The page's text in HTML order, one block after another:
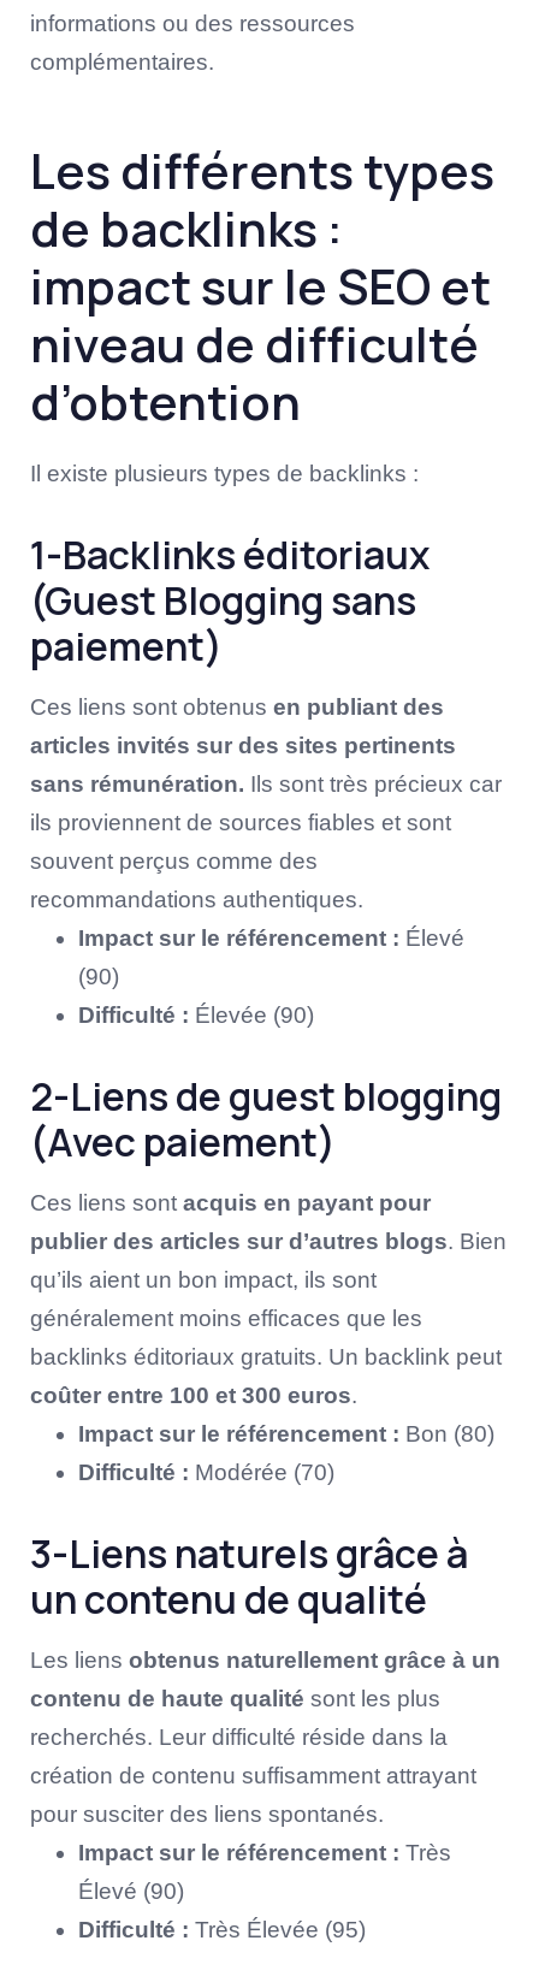
informations ou des ressources
complémentaires.
Les différents types
de backlinks :
impact sur le SEO et
niveau de difficulté
d’obtention
Il existe plusieurs types de backlinks :
1-Backlinks éditoriaux
(Guest Blogging sans
paiement)
Ces liens sont obtenus en publiant des
articles invités sur des sites pertinents
sans rémunération. Ils sont très précieux car
ils proviennent de sources fiables et sont
souvent perçus comme des
recommandations authentiques.
Impact sur le référencement : Élevé
(90)
Difficulté : Élevée (90)
2-Liens de guest blogging
(Avec paiement)
Ces liens sont acquis en payant pour
publier des articles sur d’autres blogs. Bien
qu’ils aient un bon impact, ils sont
généralement moins efficaces que les
backlinks éditoriaux gratuits. Un backlink peut
coûter entre 100 et 300 euros.
Impact sur le référencement : Bon (80)
Difficulté : Modérée (70)
3-Liens naturels grâce à
un contenu de qualité
Les liens obtenus naturellement grâce à un
contenu de haute qualité sont les plus
recherchés. Leur difficulté réside dans la
création de contenu suffisamment attrayant
pour susciter des liens spontanés.
Impact sur le référencement : Très
Élevé (90)
Difficulté : Très Élevée (95)